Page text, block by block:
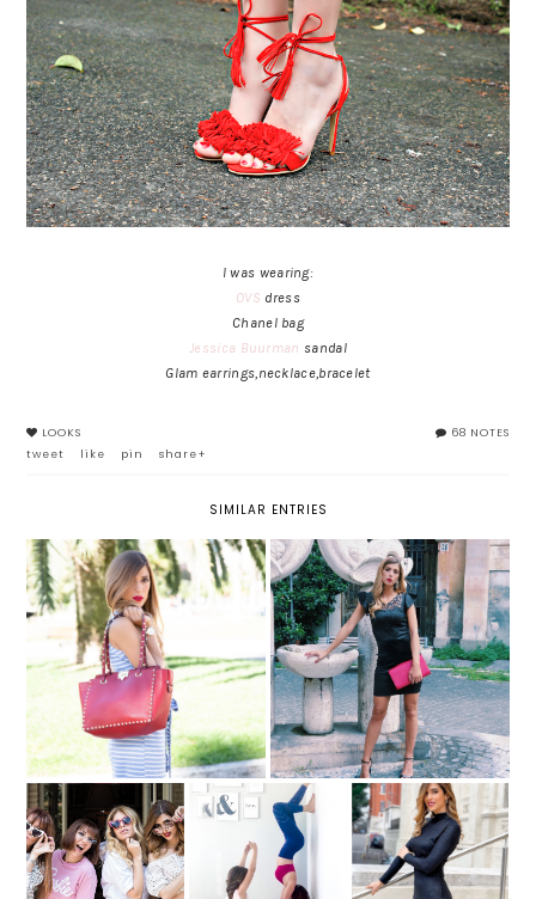
I was wearing:
OVS dress
Chanel bag
Jessica Buurman sandal
Glam earrings,necklace,bracelet
68 NOTES
LOOKS
tweet
like pin share+
SIMILAR ENTRIES
BAGINNING REVIEW: BORSA
DA GIORNO ROSSA CON
BORCHIE
LITTLE BLACK DRESS: ODE AL
TUBINO NERO
OCCHIALI A FORMA
DI CUORE? E'
AMORE A PRIMA
VISTA!
QUARANTENA:
OUTFIT SPORTIVO
PER ALLENARSI A
CASA
BLACK IS BLACK: IL
RITORNO DEL NERO